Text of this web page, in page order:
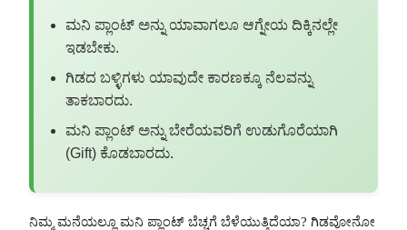
ಮನಿ ಪ್ಲಾಂಟ್‌ ಅನ್ನು ಯಾವಾಗಲೂ ಆಗ್ನೇಯ ದಿಕ್ಕಿನಲ್ಲೇ
ಇಡಬೇಕು.
ಗಿಡದ ಬಳ್ಳಿಗಳು ಯಾವುದೇ ಕಾರಣಕ್ಕೂ ನೆಲವನ್ನು
ತಾಕಬಾರದು.
ಮನಿ ಪ್ಲಾಂಟ್ ಅನ್ನು ಬೇರೆಯವರಿಗೆ ಉಡುಗೊರೆಯಾಗಿ
(Gift) ಕೊಡಬಾರದು.
ನಿಮ್ಮ ಮನೆಯಲ್ಲೂ ಮನಿ ಪ್ಲಾಂಟ್ ಬೆಚ್ಚಗೆ ಬೆಳೆಯುತ್ತಿದೆಯಾ? ಗಿಡವೋನೋ